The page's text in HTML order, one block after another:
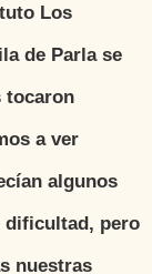
Los
de Parla se
tocaron
a ver
algunos
dificultad, pero
nuestras